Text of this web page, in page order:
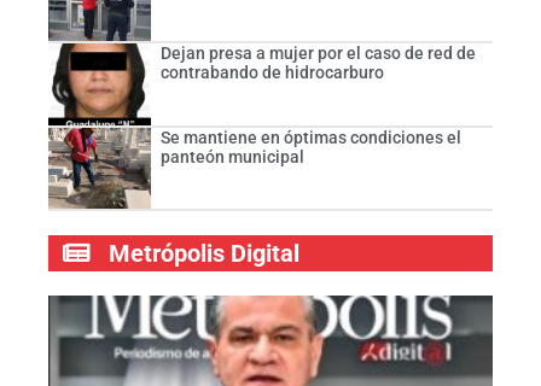
Dejan presa a mujer por el caso de red de
contrabando de hidrocarburo
Se mantiene en óptimas condiciones el
panteón municipal
Metrópolis Digital